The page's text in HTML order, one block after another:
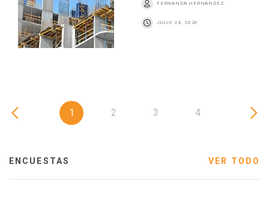
FERNANDA HERNÁNDEZ
JULIO 24, 2026
1 2 3 4
ENCUESTAS VER TODO